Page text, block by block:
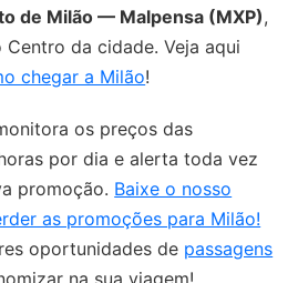
de Milão — Malpensa (MXP),
da cidade. Veja aqui
chegar a Milão!
os preços das
por dia e alerta toda vez
promoção. Baixe o nosso
as promoções para Milão!
oportunidades de passagens